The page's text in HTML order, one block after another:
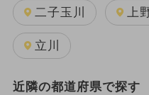
週末イベント関東
GW(ゴールデンウィ
二子玉川 上
立川
近隣の都道府県で探す